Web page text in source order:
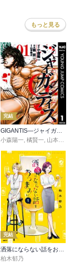
もっと見る
完結
小森陽一 橘賢一 山本隆之
完結
洒落にならない話をおつまみに
柏木郁乃